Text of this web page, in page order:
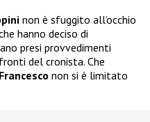
non è sfuggito all’occhio
hanno deciso di
presi provvedimenti
del cronista. Che
Francesco non si è limitato